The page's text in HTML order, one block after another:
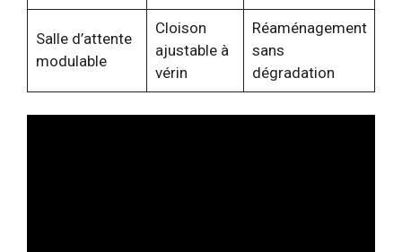
Salle d’attente
modulable
Cloison
ajustable à
vérin
Réaménagement
sans
dégradation